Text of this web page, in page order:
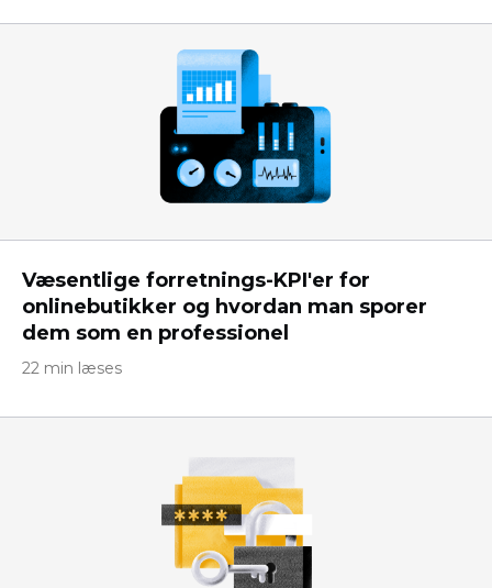
Væsentlige forretnings-KPI'er for
onlinebutikker og hvordan man sporer
dem som en professionel
22 min læses